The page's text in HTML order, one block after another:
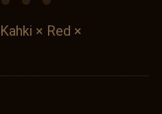
× Red ×